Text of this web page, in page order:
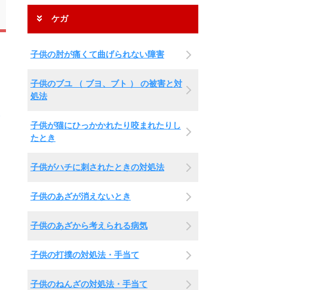
ケガ
子供の肘が痛くて曲げられない障害
子供のブユ （ ブヨ、ブト ） の被害と対
処法
子供が猫にひっかかれたり咬まれたりし
たとき
子供がハチに刺されたときの対処法
子供のあざが消えないとき
子供のあざから考えられる病気
子供の打撲の対処法・手当て
子供のねんざの対処法・手当て